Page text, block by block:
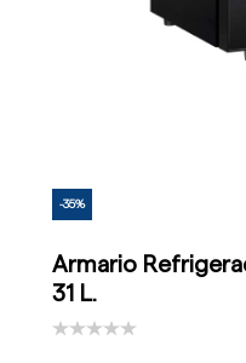
-35%
Armario
31 L.